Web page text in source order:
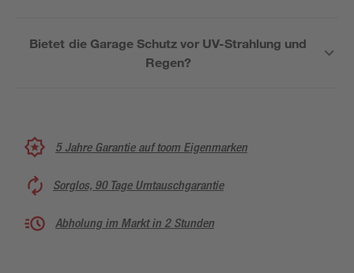
Bietet die Garage Schutz vor UV-Strahlung und
Regen?
5 Jahre Garantie auf toom Eigenmarken
Sorglos, 90 Tage Umtauschgarantie
Abholung im Markt in 2 Stunden